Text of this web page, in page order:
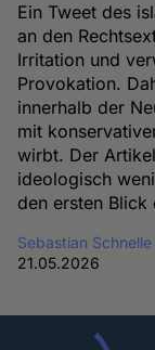
Ein Tweet des
an den
Irritation und
Provokation.
innerhalb der
mit
wirbt. Der
ideologisch
den ersten Blick
Sebastian Schnelle
21.05.2026